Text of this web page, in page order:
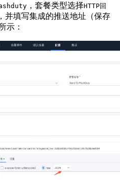
，套餐类型选择HTTP回
，并填写集成的推送地址（保存
示：